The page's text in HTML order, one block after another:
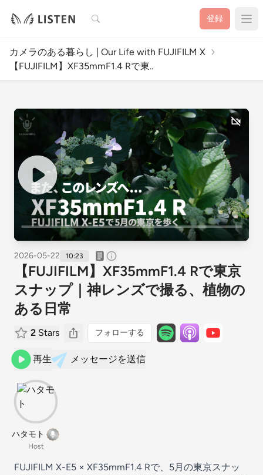
検索 登録
カメラのある暮らし | Our Life with FUJIFILM X
【FUJIFILM】XF35mmF1.4 Rで東..
2026-05-22 10:23
【FUJIFILM】XF35mmF1.4 Rで東京
スナップ｜神レンズで撮る、植物の
ある日常
2 Stars フォローする
再生 メッセージを送信
ハタモト
Host
FUJIFILM X-E5 × XF35mmF1.4 Rで、5月の東京スナッ